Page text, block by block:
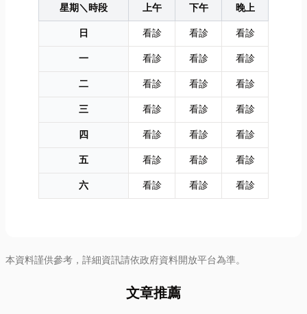
星期＼時段 上午 下午
晚上
日
看診 看診
看診
一
看診 看診
看診
二
看診 看診
看診
三
看診 看診
看診
四
看診 看診
看診
五
看診 看診
看診
六
看診 看診 看診
本資料謹供參考，詳細資訊請依政府資料開放平台為準。
文章推薦